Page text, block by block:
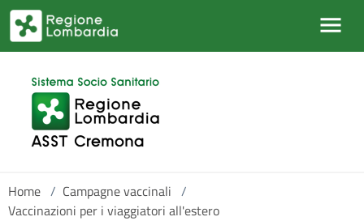
Salta al contenuto principale
Home / Campagne vaccinali /
Vaccinazioni per i viaggiatori all'estero